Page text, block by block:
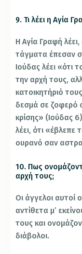
9. Τι λέει η Αγία
Η Αγία Γραφή
τάγματα έπεσαν
Ιούδας λέει «ότι
την αρχή τους,
κατοικητήριό
δεσμά σε ζοφερό
κρίσης» (Ιούδας
λέει, ότι «έβλεπε
ουρανό σαν
10. Πως
αρχή τους;
Οι άγγελοι αυτοί
αντίθετα μ’
τους και
διάβολοι.